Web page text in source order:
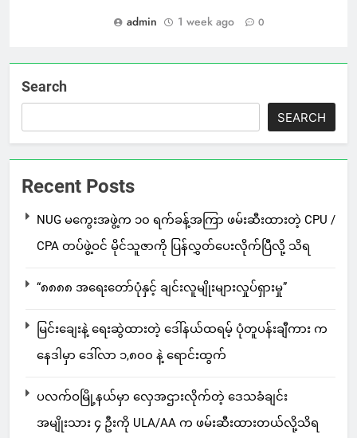
admin 1 week ago 0
Search
SEARCH
Recent Posts
NUG မကွေးအဖွဲ့က ၁၀ ရက်ခန့်အကြာ ဖမ်းဆီးထားတဲ့ CPU /
CPA တပ်ဖွဲ့ဝင် မိုင်သူဇာကို ပြန်လွှတ်ပေးလိုက်ပြီလို့ သိရ
“၈၈၈၈ အရေးတော်ပုံနှင့် ချင်းလူမျိုးများလှုပ်ရှားမှု”
မြင်းချေးနဲ့ ရေးဆွဲထားတဲ့ ဒေါ်နယ်ထရမ့် ပုံတူပန်းချီကား က
နေဒါမှာ ဒေါ်လာ ၁,၈၀၀ နဲ့ ရောင်းထွက်
ပလက်ဝမြို့နယ်မှာ လှေအဌားလိုက်တဲ့ ဒေသခံချင်း
အမျိုးသား ၄ ဦးကို ULA/AA က ဖမ်းဆီးထားတယ်လို့သိရ